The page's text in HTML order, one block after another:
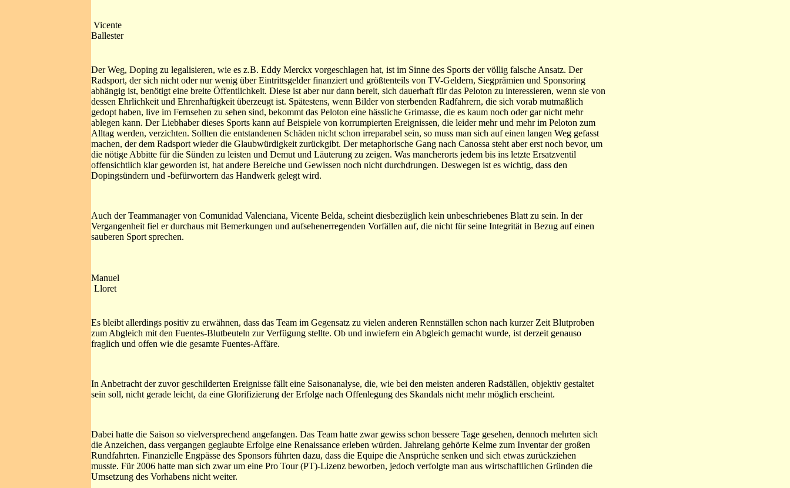
Vicente
Ballester
Der Weg, Doping zu legalisieren, wie es z.B. Eddy Merckx vorgeschlagen hat, ist im Sinne des Sports der völlig falsche Ansatz. Der
Radsport, der sich nicht oder nur wenig über Eintrittsgelder finanziert und größtenteils von TV-Geldern, Siegprämien und Sponsoring
abhängig ist, benötigt eine breite Öffentlichkeit. Diese ist aber nur dann bereit, sich dauerhaft für das Peloton zu interessieren, wenn sie von
dessen Ehrlichkeit und Ehrenhaftigkeit überzeugt ist. Spätestens, wenn Bilder von sterbenden Radfahrern, die sich vorab mutmaßlich
gedopt haben, live im Fernsehen zu sehen sind, bekommt das Peloton eine hässliche Grimasse, die es kaum noch oder gar nicht mehr
ablegen kann. Der Liebhaber dieses Sports kann auf Beispiele von korrumpierten Ereignissen, die leider mehr und mehr im Peloton zum
Alltag werden, verzichten. Sollten die entstandenen Schäden nicht schon irreparabel sein, so muss man sich auf einen langen Weg gefasst
machen, der dem Radsport wieder die Glaubwürdigkeit zurückgibt. Der metaphorische Gang nach Canossa steht aber erst noch bevor, um
die nötige Abbitte für die Sünden zu leisten und Demut und Läuterung zu zeigen. Was mancherorts jedem bis ins letzte Ersatzventil
offensichtlich klar geworden ist, hat andere Bereiche und Gewissen noch nicht durchdrungen. Deswegen ist es wichtig, dass den
Dopingsündern und -befürwortern das Handwerk gelegt wird.
Auch der Teammanager von Comunidad Valenciana, Vicente Belda, scheint diesbezüglich kein unbeschriebenes Blatt zu sein. In der
Vergangenheit fiel er durchaus mit Bemerkungen und aufsehenerregenden Vorfällen auf, die nicht für seine Integrität in Bezug auf einen
sauberen Sport sprechen.
Manuel
Lloret
Es bleibt allerdings positiv zu erwähnen, dass das Team im Gegensatz zu vielen anderen Rennställen schon nach kurzer Zeit Blutproben
zum Abgleich mit den Fuentes-Blutbeuteln zur Verfügung stellte. Ob und inwiefern ein Abgleich gemacht wurde, ist derzeit genauso
fraglich und offen wie die gesamte Fuentes-Affäre.
In Anbetracht der zuvor geschilderten Ereignisse fällt eine Saisonanalyse, die, wie bei den meisten anderen Radställen, objektiv gestaltet
sein soll, nicht gerade leicht, da eine Glorifizierung der Erfolge nach Offenlegung des Skandals nicht mehr möglich erscheint.
Dabei hatte die Saison so vielversprechend angefangen. Das Team hatte zwar gewiss schon bessere Tage gesehen, dennoch mehrten sich
die Anzeichen, dass vergangen geglaubte Erfolge eine Renaissance erleben würden. Jahrelang gehörte Kelme zum Inventar der großen
Rundfahrten. Finanzielle Engpässe des Sponsors führten dazu, dass die Equipe die Ansprüche senken und sich etwas zurückziehen
musste. Für 2006 hatte man sich zwar um eine Pro Tour (PT)-Lizenz beworben, jedoch verfolgte man aus wirtschaftlichen Gründen die
Umsetzung des Vorhabens nicht weiter.